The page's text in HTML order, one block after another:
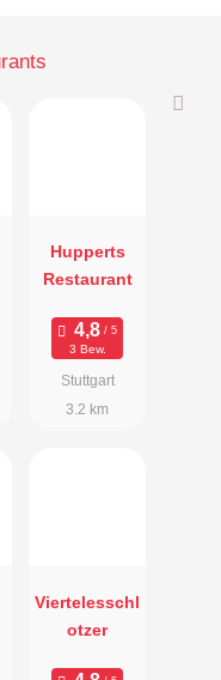
Hupperts
Restaurant
3 Bew.
Stuttgart
3.2 km
Viertelesschl
otzer